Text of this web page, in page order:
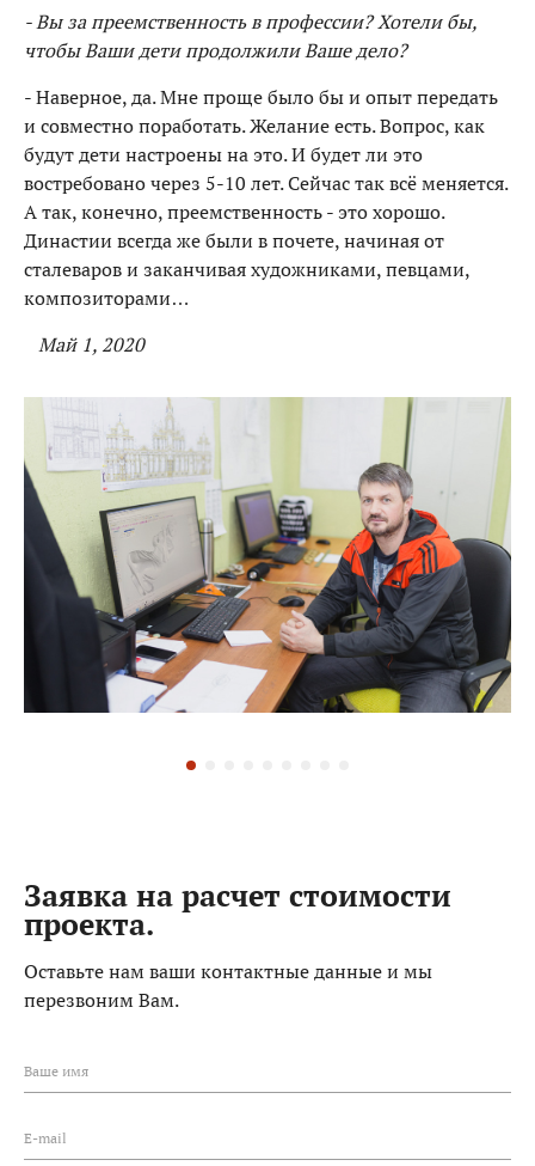
- Вы за преемственность в профессии? Хотели бы,
чтобы Ваши дети продолжили Ваше дело?
- Наверное, да. Мне проще было бы и опыт передать
и совместно поработать. Желание есть. Вопрос, как
будут дети настроены на это. И будет ли это
востребовано через 5-10 лет. Сейчас так всё меняется.
А так, конечно, преемственность - это хорошо.
Династии всегда же были в почете, начиная от
сталеваров и заканчивая художниками, певцами,
композиторами…
Май 1, 2020
Заявка на расчет стоимости
проекта.
Оставьте нам ваши контактные данные и мы
перезвоним Вам.
Ваше имя
E-mail